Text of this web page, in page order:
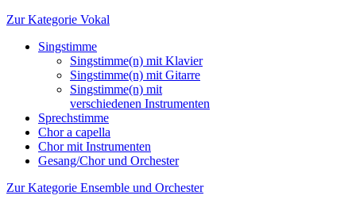
Zur Kategorie Vokal
Singstimme
Singstimme(n) mit Klavier
Singstimme(n) mit Gitarre
Singstimme(n) mit
verschiedenen Instrumenten
Sprechstimme
Chor a capella
Chor mit Instrumenten
Gesang/Chor und Orchester
Zur Kategorie Ensemble und Orchester